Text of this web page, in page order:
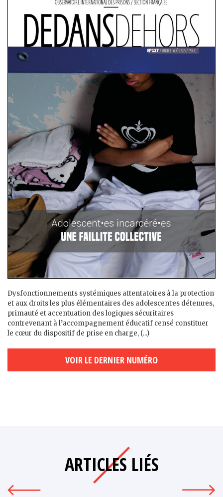
Dysfonctionnements systémiques attentatoires à la protection
et aux droits les plus élémentaires des adolescent·es détenu·es,
primauté et accentuation des logiques sécuritaires
contrevenant à l’accompagnement éducatif censé constituer
le cœur du dispositif de prise en charge, (...)
VOIR LE DERNIER NUMÉRO
ARTICLES LIÉS